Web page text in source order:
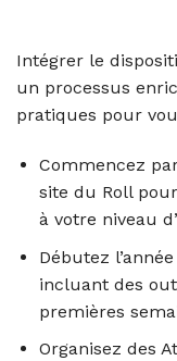
Intégrer le
un processus
pratiques pour
Commencez
site du Roll
à votre niveau
Débutez
incluant des
premières
Organisez des